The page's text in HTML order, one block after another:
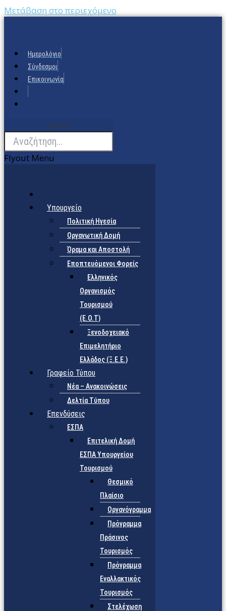
Μετάβαση στο περιεχόμενο
Ημερολόγιο
Σύνδεσμοι
Επικοινωνία
Search
Flyout Menu
Υπουργείο
Πολιτική Ηγεσία
Οργανωτική Δομή
Όραμα και Αποστολή
Εποπτευόμενοι Φορείς
Eλληνικός
Οργανισμός
Τουρισμού
(Ε.Ο.Τ)
Ξενοδοχειακό
Επιμελητήριο
Ελλάδος (Ξ.Ε.Ε.)
Γραφείο Τύπου
Νέα – Ανακοινώσεις
Δελτία Τύπου
Επενδύσεις
ΕΣΠΑ
Επιτελική Δομή
ΕΣΠΑ Υπουργείου
Τουρισμού
Θεσμικό
Πλαίσιο
Οργανόγραμμα
Πρόγραμμα
Πράσινος
Τουρισμός
Πρόγραμμα
Εναλλακτικός
Τουρισμός
Στελέχωση